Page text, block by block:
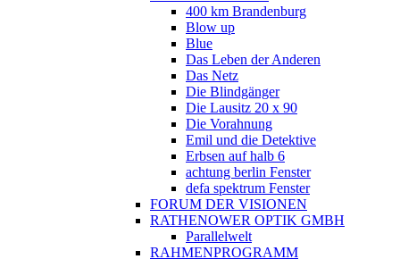
400 km Brandenburg
Blow up
Blue
Das Leben der Anderen
Das Netz
Die Blindgänger
Die Lausitz 20 x 90
Die Vorahnung
Emil und die Detektive
Erbsen auf halb 6
achtung berlin Fenster
defa spektrum Fenster
FORUM DER VISIONEN
RATHENOWER OPTIK GMBH
Parallelwelt
RAHMENPROGRAMM